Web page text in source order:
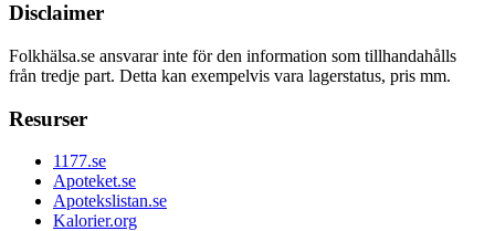
Disclaimer
Folkhälsa.se ansvarar inte för den information som tillhandahålls
från tredje part. Detta kan exempelvis vara lagerstatus, pris mm.
Resurser
1177.se
Apoteket.se
Apotekslistan.se
Kalorier.org